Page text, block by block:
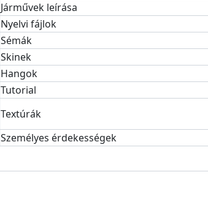
Járművek leírása
Nyelvi fájlok
Sémák
Skinek
Hangok
Tutorial
Textúrák
Személyes érdekességek